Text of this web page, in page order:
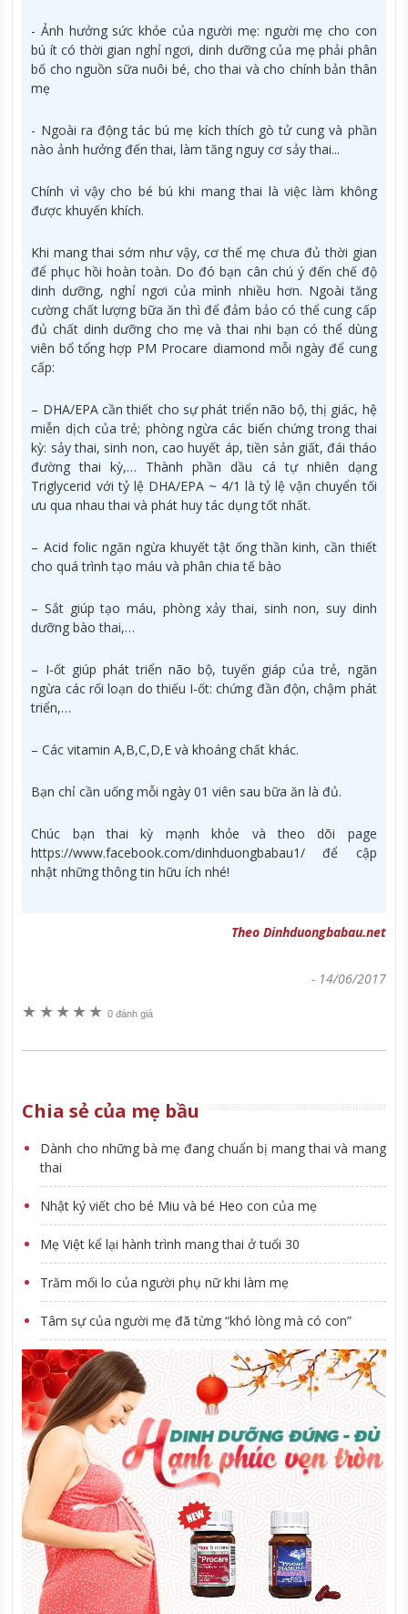
- Ảnh hưởng sức khỏe của người mẹ: người mẹ cho con
bú ít có thời gian nghỉ ngơi, dinh dưỡng của mẹ phải phân
bố cho nguồn sữa nuôi bé, cho thai và cho chính bản thân
mẹ
- Ngoài ra động tác bú mẹ kích thích gò tử cung và phần
nào ảnh hưởng đến thai, làm tăng nguy cơ sảy thai...
Chính vì vậy cho bé bú khi mang thai là việc làm không
được khuyến khích.
Khi mang thai sớm như vậy, cơ thể mẹ chưa đủ thời gian
để phục hồi hoàn toàn. Do đó bạn cân chú ý đến chế độ
dinh dưỡng, nghỉ ngơi của mình nhiều hơn. Ngoài tăng
cường chất lượng bữa ăn thì để đảm bảo có thể cung cấp
đủ chất dinh dưỡng cho mẹ và thai nhi bạn có thể dùng
viên bổ tổng hợp PM Procare diamond mỗi ngày để cung
cấp:
– DHA/EPA cần thiết cho sự phát triển não bộ, thị giác, hệ
miễn dịch của trẻ; phòng ngừa các biến chứng trong thai
kỳ: sảy thai, sinh non, cao huyết áp, tiền sản giất, đái tháo
đường thai kỳ,… Thành phần dầu cá tự nhiên dạng
Triglycerid với tỷ lệ DHA/EPA ~ 4/1 là tỷ lệ vận chuyển tối
ưu qua nhau thai và phát huy tác dụng tốt nhất.
– Acid folic ngăn ngừa khuyết tật ống thần kinh, cần thiết
cho quá trình tạo máu và phân chia tế bào
– Sắt giúp tạo máu, phòng xảy thai, sinh non, suy dinh
dưỡng bào thai,…
– I-ốt giúp phát triển não bộ, tuyến giáp của trẻ, ngăn
ngừa các rối loạn do thiếu I-ốt: chứng đần độn, chậm phát
triển,…
– Các vitamin A,B,C,D,E và khoáng chất khác.
Bạn chỉ cần uống mỗi ngày 01 viên sau bữa ăn là đủ.
Chúc bạn thai kỳ mạnh khỏe và theo dõi page
https://www.facebook.com/dinhduongbabau1/ để cập
nhật những thông tin hữu ích nhé!
Theo Dinhduongbabau.net
- 14/06/2017
★ ★★★★ 0 đánh giá
Chia sẻ của mẹ bầu
Dành cho những bà mẹ đang chuẩn bị mang thai và mang
thai
Nhật ký viết cho bé Miu và bé Heo con của mẹ
Mẹ Việt kể lại hành trình mang thai ở tuổi 30
Trăm mối lo của người phụ nữ khi làm mẹ
Tâm sự của người mẹ đã từng “khó lòng mà có con”